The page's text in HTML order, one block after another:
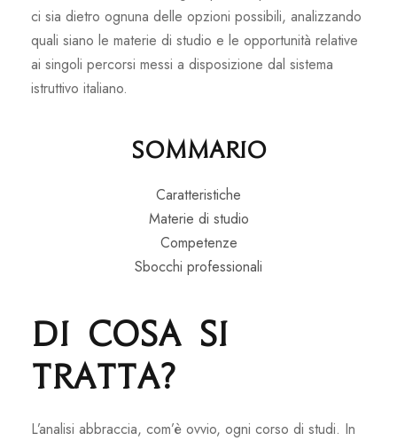
ci sia dietro ognuna delle opzioni possibili, analizzando
quali siano le materie di studio e le opportunità relative
ai singoli percorsi messi a disposizione dal sistema
istruttivo italiano.
Sommario
Caratteristiche
Materie di studio
Competenze
Sbocchi professionali
Di cosa si
tratta?
L’analisi abbraccia, com’è ovvio, ogni corso di studi. In